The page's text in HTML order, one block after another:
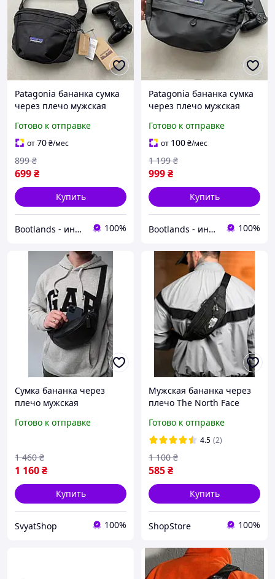
Patagonia бананка сумка
через плечо мужская
Нагрудная сумка
Готово к отправке
от70₴/мес
699₴
899 ₴
Купить
Bootlands - интернет-магазин обуви и одежды 100%
Patagonia бананка сумка
через плечо мужская
водоотталкивающая.
Нагрудная сумка
Готово к отправке
от 100₴/мес
999₴
1 199 ₴
Купить
Bootlands - интернет-магазин обуви и одежды 100%
Сумка бананка через
плечо мужская
вместительная сумка из
12*27*7см
Готово к отправке
1 160₴
1 460 ₴
Купить
SvyatShop 100%
Мужская бананка через
плечо The North Face
Готово к отправке
4.5 (2)
585₴
1 100 ₴
Купить
ShopStore 100%